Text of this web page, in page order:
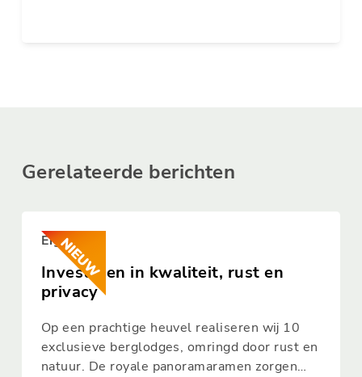
Gerelateerde berichten
Eigenaren
Investeren in kwaliteit, rust en
privacy
Op een prachtige heuvel realiseren wij 10
exclusieve berglodges, omringd door rust en
natuur. De royale panoramaramen zorgen